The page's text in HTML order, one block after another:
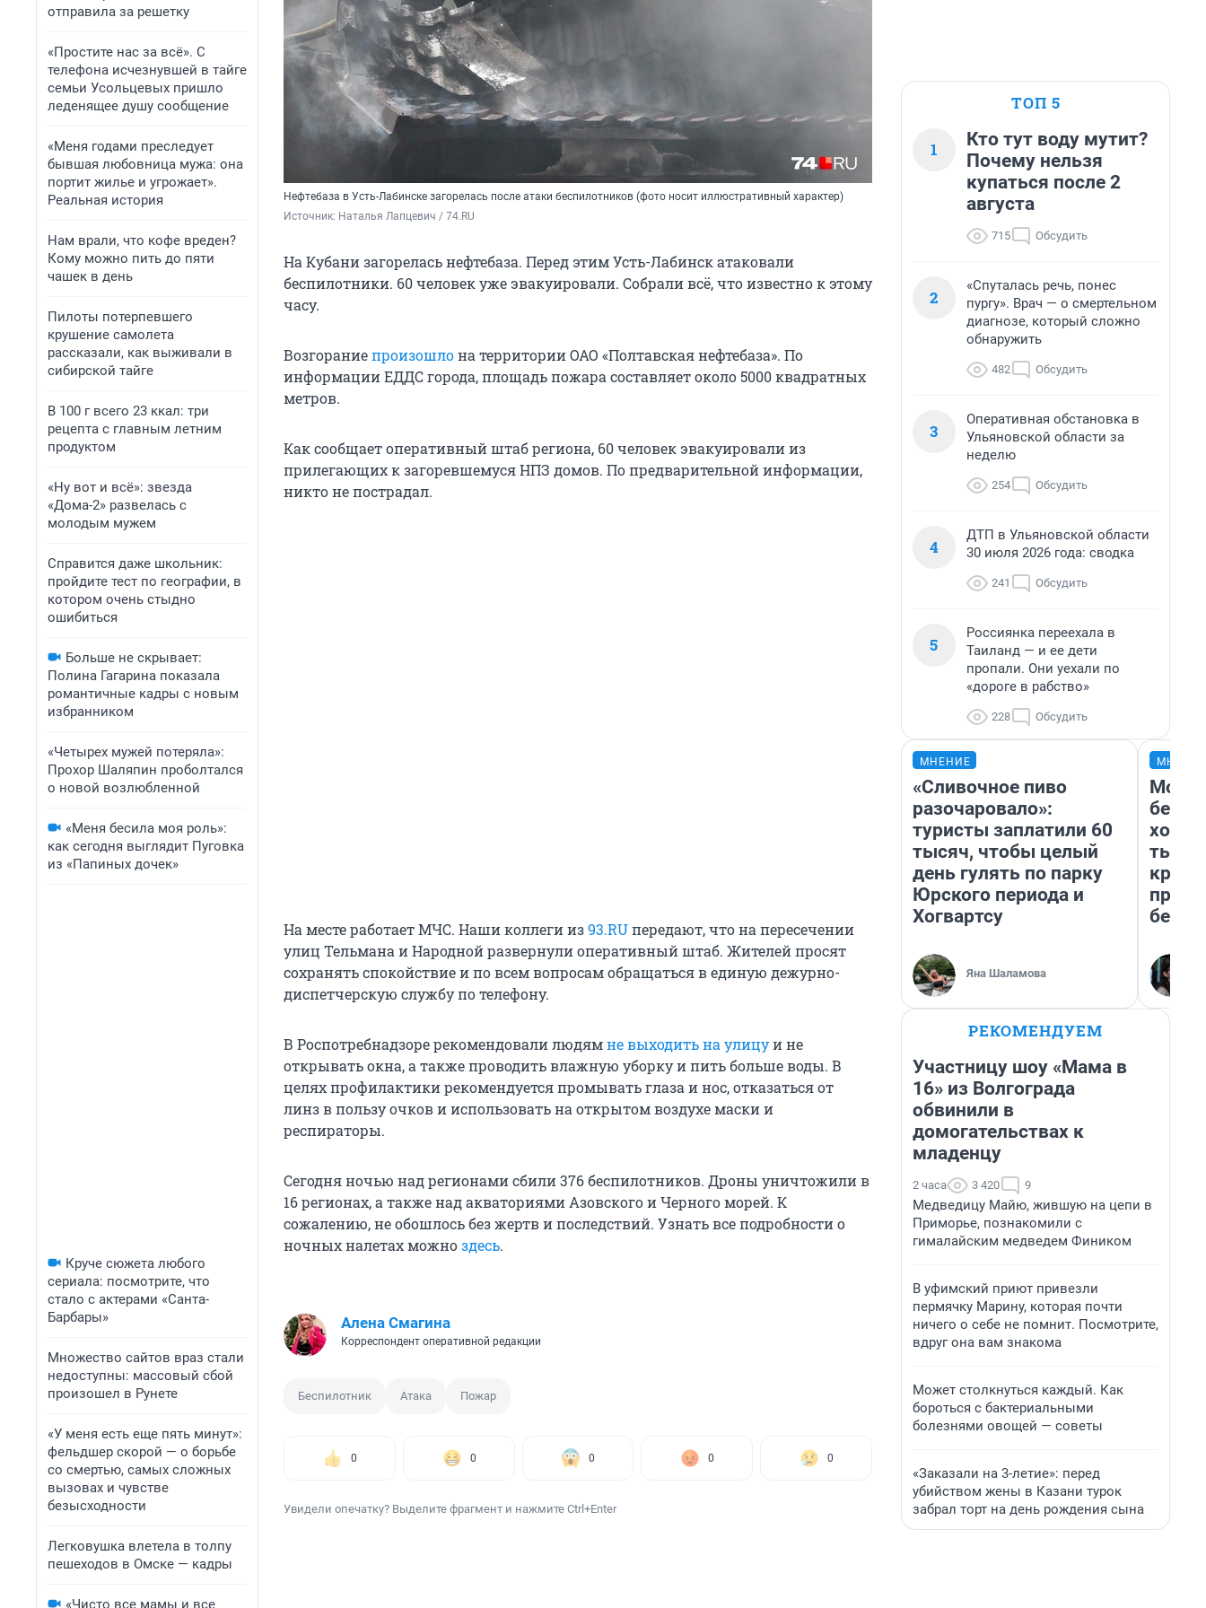
отправила за решетку
«Простите нас за всё». С
телефона исчезнувшей в тайге
семьи Усольцевых пришло
леденящее душу сообщение
«Меня годами преследует
бывшая любовница мужа: она
портит жилье и угрожает».
Реальная история
Нам врали, что кофе вреден?
Кому можно пить до пяти
чашек в день
Пилоты потерпевшего
крушение самолета
рассказали, как выживали в
сибирской тайге
В 100 г всего 23 ккал: три
рецепта с главным летним
продуктом
«Ну вот и всё»: звезда
«Дома-2» развелась с
молодым мужем
Справится даже школьник:
пройдите тест по географии, в
котором очень стыдно
ошибиться
Больше не скрывает:
Полина Гагарина показала
романтичные кадры с новым
избранником
«Четырех мужей потеряла»:
Прохор Шаляпин проболтался
о новой возлюбленной
«Меня бесила моя роль»:
как сегодня выглядит Пуговка
из «Папиных дочек»
Круче сюжета любого
сериала: посмотрите, что
стало с актерами «Санта-
Барбары»
Множество сайтов враз стали
недоступны: массовый сбой
произошел в Рунете
«У меня есть еще пять минут»:
фельдшер скорой — о борьбе
со смертью, самых сложных
вызовах и чувстве
безысходности
Легковушка влетела в толпу
пешеходов в Омске — кадры
«Чисто все мамы и все
Нефтебаза в Усть-Лабинске загорелась после атаки беспилотников (фото носит иллюстративный характер)
Источник: Наталья Лапцевич / 74.RU
На Кубани загорелась нефтебаза. Перед этим Усть-Лабинск атаковали
беспилотники. 60 человек уже эвакуировали. Собрали всё, что известно к этому
часу.
Возгораниепроизошлона территории ОАО «Полтавская нефтебаза». По
информации ЕДДС города, площадь пожара составляет около 5000 квадратных
метров.
Как сообщает оперативный штаб региона, 60 человек эвакуировали из
прилегающих к загоревшемуся НПЗ домов. По предварительной информации,
никто не пострадал.
На месте работает МЧС. Наши коллеги из93.RUпередают, что на пересечении
улиц Тельмана и Народной развернули оперативный штаб. Жителей просят
сохранять спокойствие и по всем вопросам обращаться в единую дежурно-
диспетчерскую службу по телефону.
В Роспотребнадзоре рекомендовали людямне выходить на улицуи не
открывать окна, а также проводить влажную уборку и пить больше воды. В
целях профилактики рекомендуется промывать глаза и нос, отказаться от
линз в пользу очков и использовать на открытом воздухе маски и
респираторы.
Сегодня ночью над регионами сбили 376 беспилотников. Дроны уничтожили в
16 регионах, а также над акваториями Азовского и Черного морей. К
сожалению, не обошлось без жертв и последствий. Узнать все подробности о
ночных налетах можноздесь.
Алена Смагина
Корреспондент оперативной редакции
Беспилотник Атака Пожар
0 0 0 0 0
Увидели опечатку? Выделите фрагмент и нажмите Ctrl+Enter
ТОП 5
1
Кто тут воду мутит?
Почему нельзя
купаться после 2
августа
715 Обсудить
2
«Спуталась речь, понес
пургу». Врач — о смертельном
диагнозе, который сложно
обнаружить
482 Обсудить
3
Оперативная обстановка в
Ульяновской области за
неделю
254 Обсудить
4
ДТП в Ульяновской области
30 июля 2026 года: сводка
241 Обсудить
5
Россиянка переехала в
Таиланд — и ее дети
пропали. Они уехали по
«дороге в рабство»
228 Обсудить
МНЕНИЕ
«Сливочное пиво
разочаровало»:
туристы заплатили 60
тысяч, чтобы целый
день гулять по парку
Юрского периода и
Хогвартсу
Яна Шаламова
Мой
РЕКОМЕНДУЕМ
Участницу шоу «Мама в
16» из Волгограда
обвинили в
домогательствах к
младенцу
2 часа 3 420 9
Медведицу Майю, жившую на цепи в
Приморье, познакомили с
гималайским медведем Фиником
В уфимский приют привезли
пермячку Марину, которая почти
ничего о себе не помнит. Посмотрите,
вдруг она вам знакома
Может столкнуться каждый. Как
бороться с бактериальными
болезнями овощей — советы
«Заказали на 3-летие»: перед
убийством жены в Казани турок
забрал торт на день рождения сына